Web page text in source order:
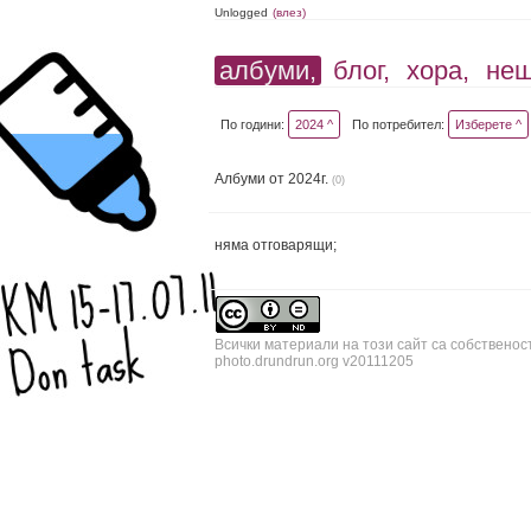
Unlogged (влез)
албуми, блог, хора,
По години: 2024 ^ По потребител: Изберете ^
Албуми от 2024г. (0)
няма отговарящи;
Всички материали на този сайт са
photo.drundrun.org v20111205